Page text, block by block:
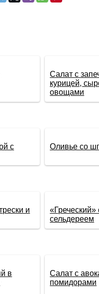
Салат с
курицей,
овощами
с
Оливье со
и
«Греческий»
сельдереем
в
Салат с
помидорами